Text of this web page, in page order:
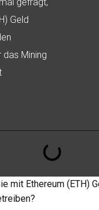
Geld
Mining
mit Ethereum (ETH)